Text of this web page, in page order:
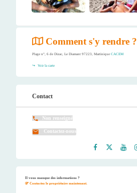
Comment s'y rendre ?
Plage n°, 6 de Dizac, Le Diamant 97223, Martinique CACEM
Voir la carte
Contact
Non renseigné
Contactez-nous
Il vous manque des informations ?
Contactez le propriétaire maintenant.